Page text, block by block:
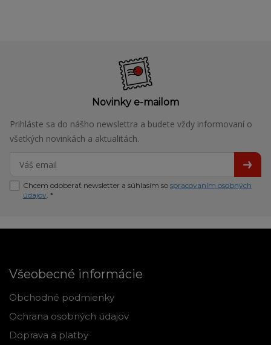
Novinky e-mailom
Prihláste sa do nášho newslettra a budete vždy informovaní o
všetkých novinkách a aktualitách.
Chcem odoberať newsletter a súhlasím so spracovaním osobných
údajov . *
Všeobecné informácie
Obchodné podmienky
Ochrana osobných údajov
Doprava a platby